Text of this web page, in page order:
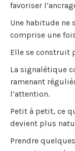
favoriser
Une habitude ne
comprise une
Elle se construit
La signalétique
ramenant
l’attention.
Petit à petit, ce
devient plus
Prendre